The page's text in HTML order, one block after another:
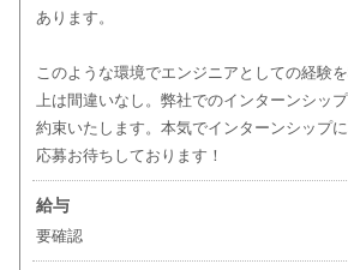
あります。
このような環境でエンジニアとしての経験
上は間違いなし。弊社でのインターンシッ
約束いたします。本気でインターンシップ
応募お待ちしております！
給与
要確認